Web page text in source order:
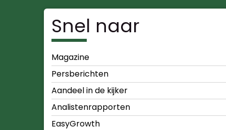
Snel naar
Magazine
Persberichten
Aandeel in de kijker
Analistenrapporten
EasyGrowth